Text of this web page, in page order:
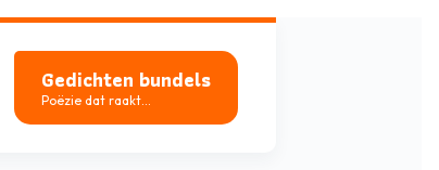
Gedichten bundels
Poëzie dat raakt...